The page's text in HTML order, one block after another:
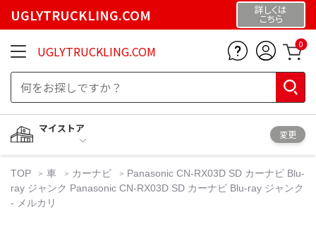
UGLYTRUCKLING.COM 詳しくは
こちら
UGLYTRUCKLING.COM 0
マイストア
変更
TOP 車 カーナビ
Panasonic CN-RX03D SD カーナビ Blu-
ray ジャンク Panasonic CN-RX03D SD カーナビ Blu-ray ジャンク
- メルカリ